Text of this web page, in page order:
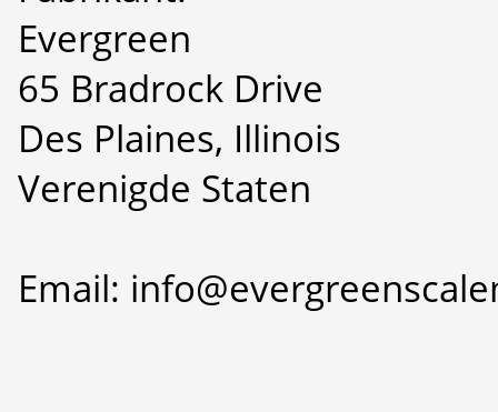
Evergreen
65 Bradrock Drive
Des Plaines, Illinois
Verenigde Staten
Email: